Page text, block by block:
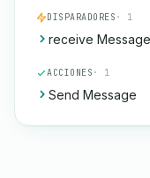
DISPARADORES · 1
receive Message
ACCIONES · 1
Send Message